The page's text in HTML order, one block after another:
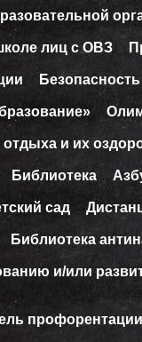
лиц с ОВЗ
Безопасность
и их
Библиотека
сад
Библиотека
и/или